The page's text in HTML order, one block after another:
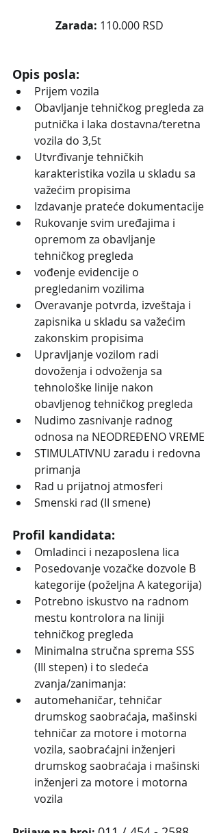
Zarada: 110.000 RSD
Opis posla:
Prijem vozila
Obavljanje tehničkog pregleda za
putnička i laka dostavna/teretna
vozila do 3,5t
Utvrđivanje tehničkih
karakteristika vozila u skladu sa
važećim propisima
Izdavanje prateće dokumentacije
Rukovanje svim uređajima i
opremom za obavljanje
tehničkog pregleda
vođenje evidencije o
pregledanim vozilima
Overavanje potvrda, izveštaja i
zapisnika u skladu sa važećim
zakonskim propisima
Upravljanje vozilom radi
dovoženja i odvoženja sa
tehnološke linije nakon
obavljenog tehničkog pregleda
Nudimo zasnivanje radnog
odnosa na NEODREĐENO VREME
STIMULATIVNU zaradu i redovna
primanja
Rad u prijatnoj atmosferi
Smenski rad (II smene)
Profil kandidata:
Omladinci i nezaposlena lica
Posedovanje vozačke dozvole B
kategorije (poželjna A kategorija)
Potrebno iskustvo na radnom
mestu kontrolora na liniji
tehničkog pregleda
Minimalna stručna sprema SSS
(III stepen) i to sledeća
zvanja/zanimanja:
automehaničar, tehničar
drumskog saobraćaja, mašinski
tehničar za motore i motorna
vozila, saobraćajni inženjeri
drumskog saobraćaja i mašinski
inženjeri za motore i motorna
vozila